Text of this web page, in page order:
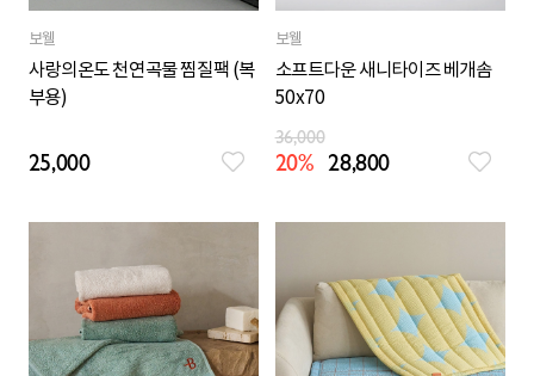
보웰
사랑의온도 천연곡물 찜질팩 (복
부용)
25,000
보웰
소프트다운 새니타이즈 베개솜
50x70
36,000
20% 28,800